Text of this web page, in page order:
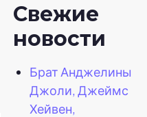
Свежие
новости
Брат Анджелины
Джоли, Джеймс
Хейвен,